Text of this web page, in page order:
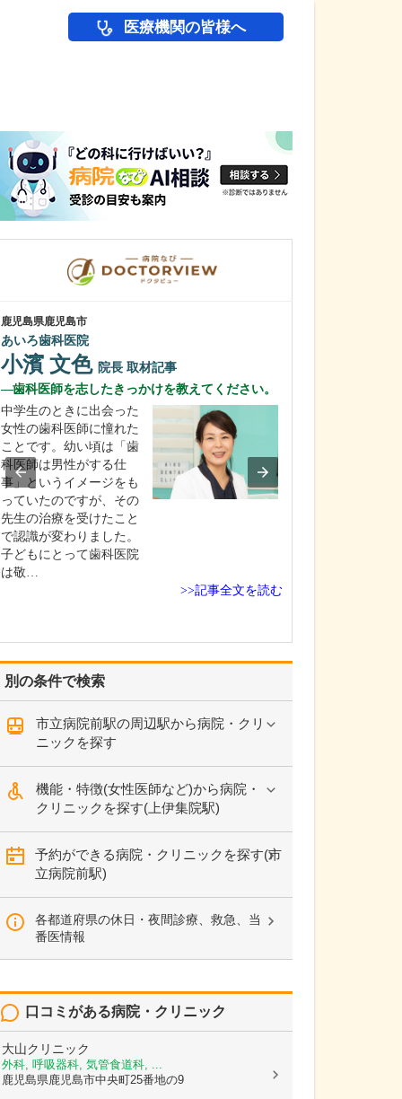
医療機関の皆様へ
別の条件で検索
市立病院前駅の周辺駅から病院・クリ
ニックを探す
機能・特徴(女性医師など)から病院・
クリニックを探す(上伊集院駅)
予約ができる病院・クリニックを探す(市
立病院前駅)
各都道府県の休日・夜間診療、救急、当
番医情報
口コミがある病院・クリニック
大山クリニック
外科, 呼吸器科, 気管食道科, ...
鹿児島県鹿児島市中央町25番地の9
鹿児島県鹿児島市
あいろ歯科医院
小濱 文色 院長 取材記事
歯科医師を志したきっかけを教えてください。
中学生のときに出会った
女性の歯科医師に憧れた
ことです。幼い頃は「歯
科医師は男性がする仕
事」というイメージをも
っていたのですが、その
先生の治療を受けたこと
で認識が変わりました。
子どもにとって歯科医院
は敬…
>>記事全文を読む